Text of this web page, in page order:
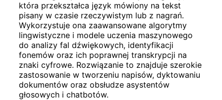
która przekształca język mówiony na tekst
pisany w czasie rzeczywistym lub z nagrań.
Wykorzystuje ona zaawansowane algorytmy
lingwistyczne i modele uczenia maszynowego
do analizy fal dźwiękowych, identyfikacji
fonemów oraz ich poprawnej transkrypcji na
znaki cyfrowe. Rozwiązanie to znajduje szerokie
zastosowanie w tworzeniu napisów, dyktowaniu
dokumentów oraz obsłudze asystentów
głosowych i chatbotów.